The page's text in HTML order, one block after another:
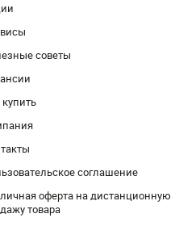
советы
соглашение
оферта на дистанционную
товара